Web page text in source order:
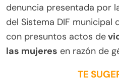
denuncia presentada por
del Sistema DIF municipal
con presuntos actos de
las mujeres en razón de
TE